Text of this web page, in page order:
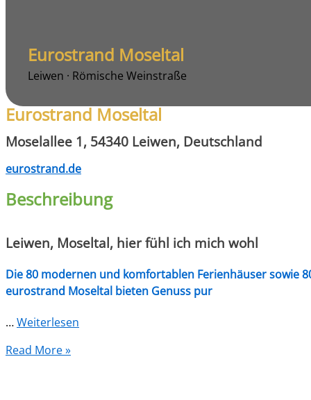
Eurostrand Moseltal
Leiwen · Römische Weinstraße
Eurostrand Moseltal
Moselallee 1, 54340 Leiwen, Deutschland
eurostrand.de
Beschreibung
Leiwen, Moseltal, hier fühl ich mich wohl
Die 80 modernen und komfortablen Ferienhäuser sowie
eurostrand Moseltal bieten Genuss pur
…Weiterlesen
Read More »